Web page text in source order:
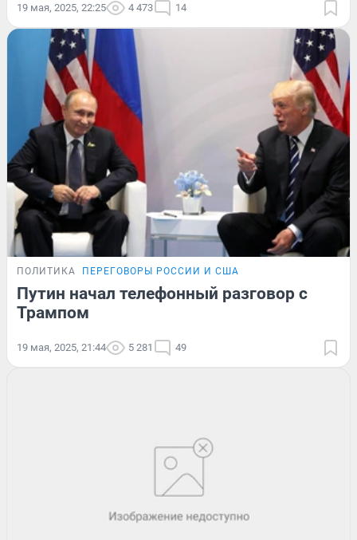
19 мая, 2025, 22:25 4 473 14
ПОЛИТИКА ПЕРЕГОВОРЫ РОССИИ И США
Путин начал телефонный разговор с
Трампом
19 мая, 2025, 21:44 5 281 49